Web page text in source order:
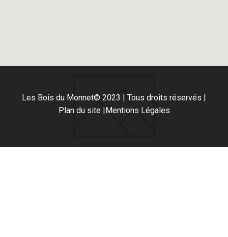
Les Bois du Monnet© 2023 | Tous droits réservés |
Plan du site |Mentions Légales